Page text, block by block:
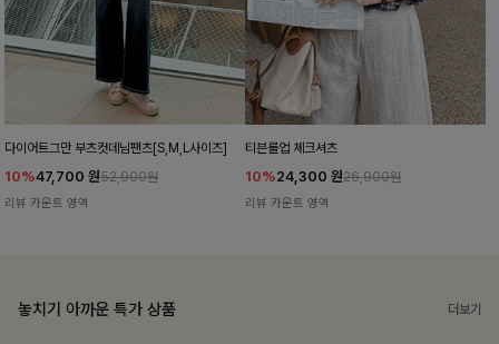
다이어트그만 부츠컷데님팬츠[S,M,L사이즈]
10%47,700 원52,900원
리뷰 카운트 영역
티븐롤업 체크셔츠
10%24,300 원26,900원
리뷰 카운트 영역
놓치기 아까운 특가 상품 더보기